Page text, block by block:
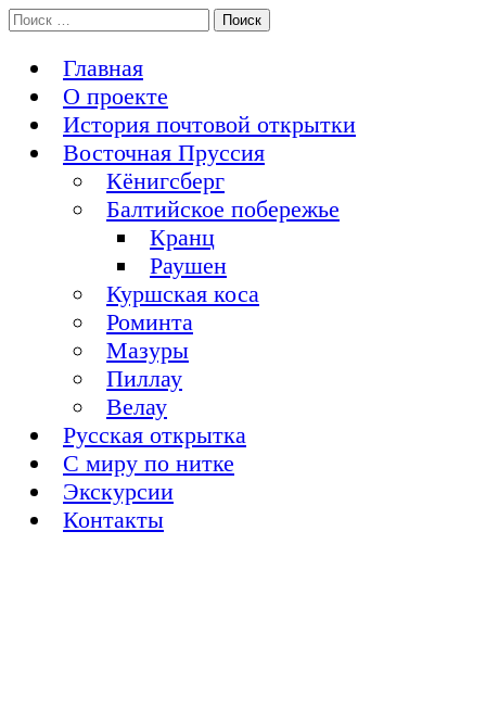
Перейти
к
История Восточной Пруссии в почтовых открытках и не
Поиск:
Главная
О проекте
История почтовой открытки
Восточная Пруссия
Кёнигсберг
Балтийское побережье
Кранц
Раушен
Куршская коса
Роминта
Мазуры
Пиллау
Велау
Русская открытка
С миру по нитке
Экскурсии
Контакты